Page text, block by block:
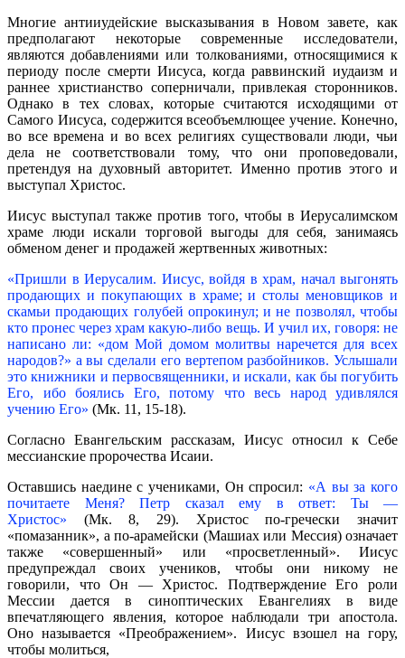
Многие антииудейские высказывания в Новом завете, как
предполагают некоторые современные исследователи,
являются добавлениями или толкованиями, относящимися к
периоду после смерти Иисуса, когда раввинский иудаизм и
раннее христианство соперничали, привлекая сторонников.
Однако в тех словах, которые считаются исходящими от
Самого Иисуса, содержится всеобъемлющее учение. Конечно,
во все времена и во всех религиях существовали люди, чьи
дела не соответствовали тому, что они проповедовали,
претендуя на духовный авторитет. Именно против этого и
выступал Христос.
Иисус выступал также против того, чтобы в Иерусалимском
храме люди искали торговой выгоды для себя, занимаясь
обменом денег и продажей жертвенных животных:
«Пришли в Иерусалим. Иисус, войдя в храм, начал выгонять
продающих и покупающих в храме; и столы меновщиков и
скамьи продающих голубей опрокинул; и не позволял, чтобы
кто пронес через храм какую-либо вещь. И учил их, говоря: не
написано ли: «дом Мой домом молитвы наречется для всех
народов?» а вы сделали его вертепом разбойников. Услышали
это книжники и первосвященники, и искали, как бы погубить
Его, ибо боялись Его, потому что весь народ удивлялся
учению Его» (Мк. 11, 15-18).
Согласно Евангельским рассказам, Иисус относил к Себе
мессианские пророчества Исаии.
Оставшись наедине с учениками, Он спросил: «А вы за кого
почитаете Меня? Петр сказал ему в ответ: Ты —
Христос» (Мк. 8, 29). Христос по-гречески значит
«помазанник», а по-арамейски (Машиах или Мессия) означает
также «совершенный» или «просветленный». Иисус
предупреждал своих учеников, чтобы они никому не
говорили, что Он — Христос. Подтверждение Его роли
Мессии дается в синоптических Евангелиях в виде
впечатляющего явления, которое наблюдали три апостола.
Оно называется «Преображением». Иисус взошел на гору,
чтобы молиться,